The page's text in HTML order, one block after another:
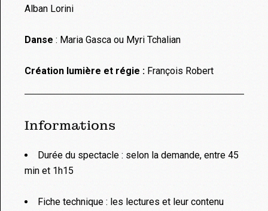
Alban Lorini
Danse : Maria Gasca ou Myri Tchalian
Création lumière et régie : François Robert
Informations
Durée du spectacle : selon la demande, entre 45
min et 1h15
Fiche technique : les lectures et leur contenu